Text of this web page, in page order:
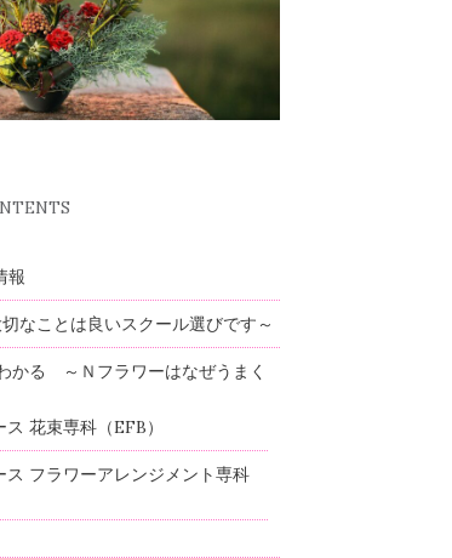
報
なことは良いスクール選びです～
かる ～Ｎフラワーはなぜうまく
花束専科（EFB）
ス フラワーアレンジメント専科